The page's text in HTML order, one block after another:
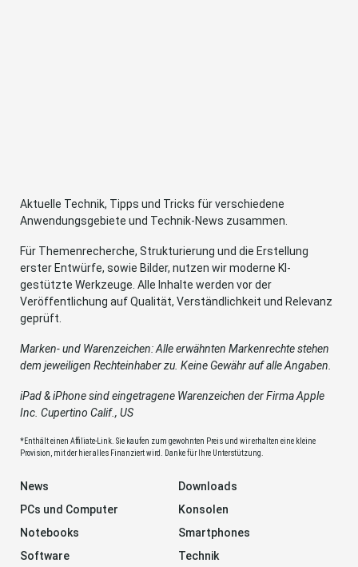
Aktuelle Technik, Tipps und Tricks für verschiedene
Anwendungsgebiete und Technik-News zusammen.
Für Themenrecherche, Strukturierung und die Erstellung
erster Entwürfe, sowie Bilder, nutzen wir moderne KI-
gestützte Werkzeuge. Alle Inhalte werden vor der
Veröffentlichung auf Qualität, Verständlichkeit und Relevanz
geprüft.
Marken- und Warenzeichen: Alle erwähnten Markenrechte stehen
dem jeweiligen Rechteinhaber zu. Keine Gewähr auf alle Angaben.
iPad & iPhone sind eingetragene Warenzeichen der Firma Apple
Inc. Cupertino Calif., US
*Enthält einen Affiliate-Link. Sie kaufen zum gewohnten Preis und wir erhalten eine kleine
Provision, mit der hier alles Finanziert wird. Danke für Ihre Unterstützung.
News
Downloads
PCs und Computer
Konsolen
Notebooks
Smartphones
Software
Technik